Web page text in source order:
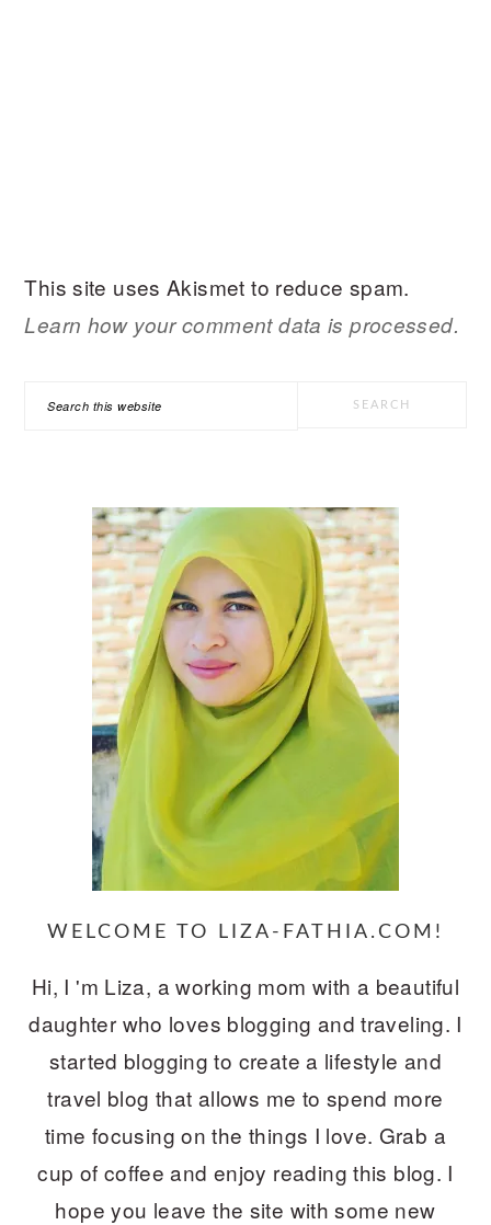
This site uses Akismet to reduce spam.
Learn how your comment data is processed.
Search
WELCOME TO LIZA-FATHIA.COM!
Hi, I 'm Liza, a working mom with a beautiful
daughter who loves blogging and traveling. I
started blogging to create a lifestyle and
travel blog that allows me to spend more
time focusing on the things I love. Grab a
cup of coffee and enjoy reading this blog. I
hope you leave the site with some new